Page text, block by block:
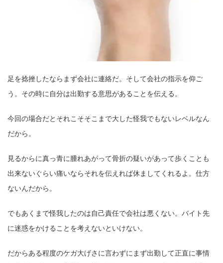
足を捻挫したならまず会社に連絡だ。そして会社の指示を仰ご
う。その時に自分は出勤する意思があることを伝える。
今回の場合だとそれこそそこまで大した怪我でもないレベルなん
だから。
見るからに真っ青に腫れあがって骨折の疑いがあって歩くことも
出来ないぐらい痛いならそれを伝えれば休ましてくれるよ。仕方
ないんだから。
でもあくまで怪我したのは自己責任で会社は悪くない。バイト先
に迷惑をかけることを考えないといけない。
だからある程度のケガ大げさに言わずにまず出勤して正直に事情